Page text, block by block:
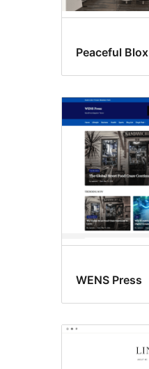
Peaceful Blox
WENS Press